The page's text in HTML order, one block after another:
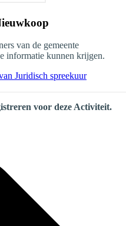
van de gemeente
informatie kunnen krijgen.
Juridisch spreekuur
voor deze Activiteit.